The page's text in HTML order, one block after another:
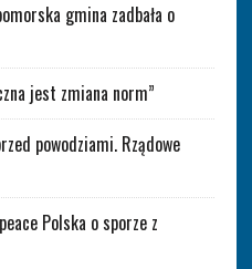
gmina zadbała o
jest zmiana norm”
powodziami. Rządowe
Polska o sporze z